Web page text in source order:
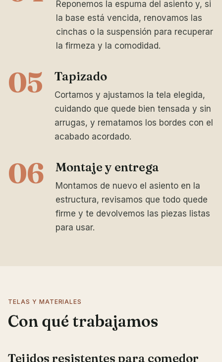
Reponemos la espuma del asiento y, si
la base está vencida, renovamos las
cinchas o la suspensión para recuperar
la firmeza y la comodidad.
05 Tapizado
Cortamos y ajustamos la tela elegida,
cuidando que quede bien tensada y sin
arrugas, y rematamos los bordes con el
acabado acordado.
06 Montaje y entrega
Montamos de nuevo el asiento en la
estructura, revisamos que todo quede
firme y te devolvemos las piezas listas
para usar.
TELAS Y MATERIALES
Con qué trabajamos
Tejidos resistentes para comedor